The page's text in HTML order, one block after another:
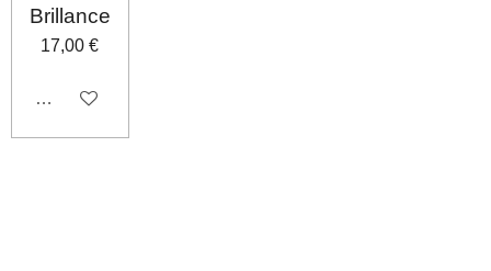
Brillance
17,00 €
Désactivé